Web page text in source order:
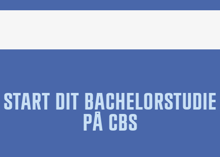
START DIT BACHELORSTUDIE
PÅ CBS